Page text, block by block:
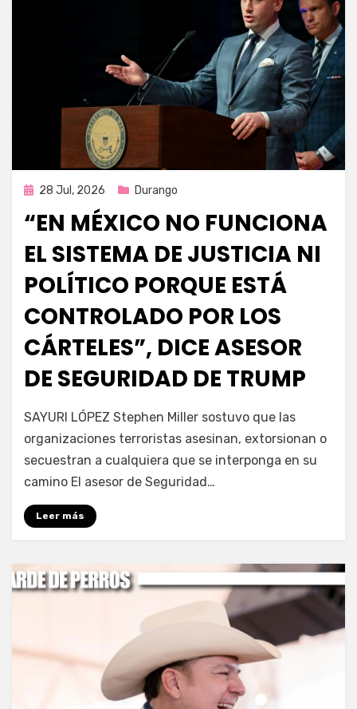
Publicada
28 Jul, 2026 Durango
“EN MÉXICO NO FUNCIONA
EL SISTEMA DE JUSTICIA NI
POLÍTICO PORQUE ESTÁ
CONTROLADO POR LOS
CÁRTELES”, DICE ASESOR
DE SEGURIDAD DE TRUMP
porFernando Miranda Servín
SAYURI LÓPEZ Stephen Miller sostuvo que las
organizaciones terroristas asesinan, extorsionan o
secuestran a cualquiera que se interponga en su
camino El asesor de Seguridad…
Leer más